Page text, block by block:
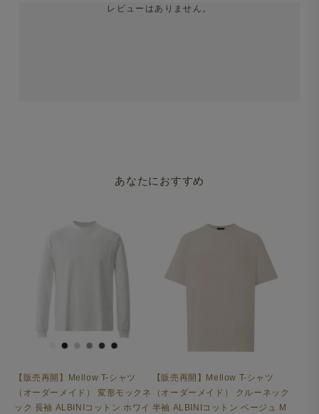
レビューはありません。
あなたにおすすめ
【販売再開】Mellow T-シャツ
（オーダーメイド） 変形モックネ
ック 長袖 ALBINIコットン ホワイ
【販売再開】Mellow T-シャツ
（オーダーメイド） クルーネック
半袖 ALBINIコットン ベージュ M